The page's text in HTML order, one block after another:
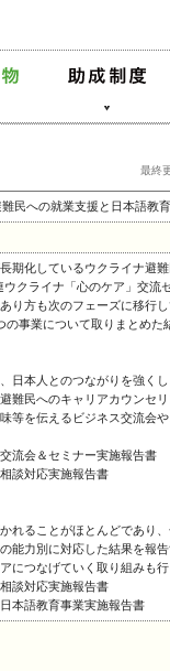
最終
民への就業支援と日本語教
化しているウクライナ避難
クライナ「心のケア」交流
り方も次のフェーズに移行
事業について取りまとめた
日本人とのつながりを強く
難民へのキャリアカウンセ
等を伝えるビジネス交流会
流会＆セミナー実施報告書
談対応実施報告書
れることがほとんどであり
能力別に対応した結果を報
につなげていく取り組みも行
談対応実施報告書
本語教育事業実施報告書